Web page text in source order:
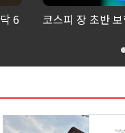
6 코스피 장 초반